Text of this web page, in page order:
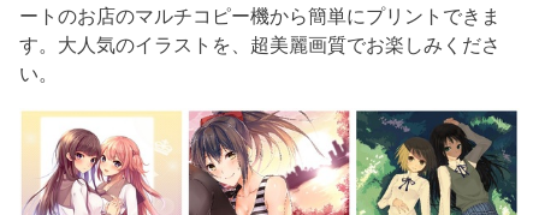
ートのお店のマルチコピー機から簡単にプリントできま
す。大人気のイラストを、超美麗画質でお楽しみくださ
い。